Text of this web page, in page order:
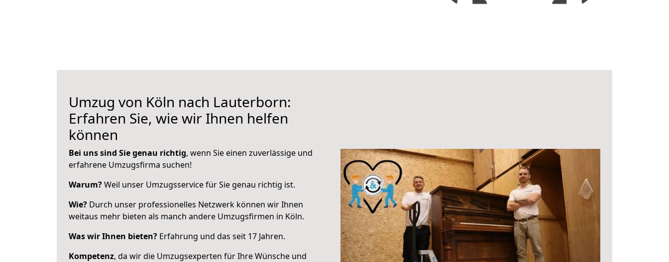
Umzug von Köln nach Lauterborn:
Erfahren Sie, wie wir Ihnen helfen
können
Bei uns sind Sie genau richtig, wenn Sie einen zuverlässige und
erfahrene Umzugsfirma suchen!
Warum?Weil unser Umzugsservice für Sie genau richtig ist.
Wie? Durch unser professionelles Netzwerk können wir Ihnen
weitaus mehr bieten als manch andere Umzugsfirmen in Köln.
Was wir Ihnen bieten? Erfahrung und das seit 17 Jahren.
Kompetenz, da wir die Umzugsexperten für Ihre Wünsche und